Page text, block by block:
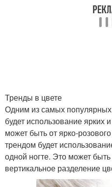
Тренды в цвете
Одним из самых
будет использование
может быть от ярко-
трендом будет
одной ногте. Это может быть
вертикальное разделение